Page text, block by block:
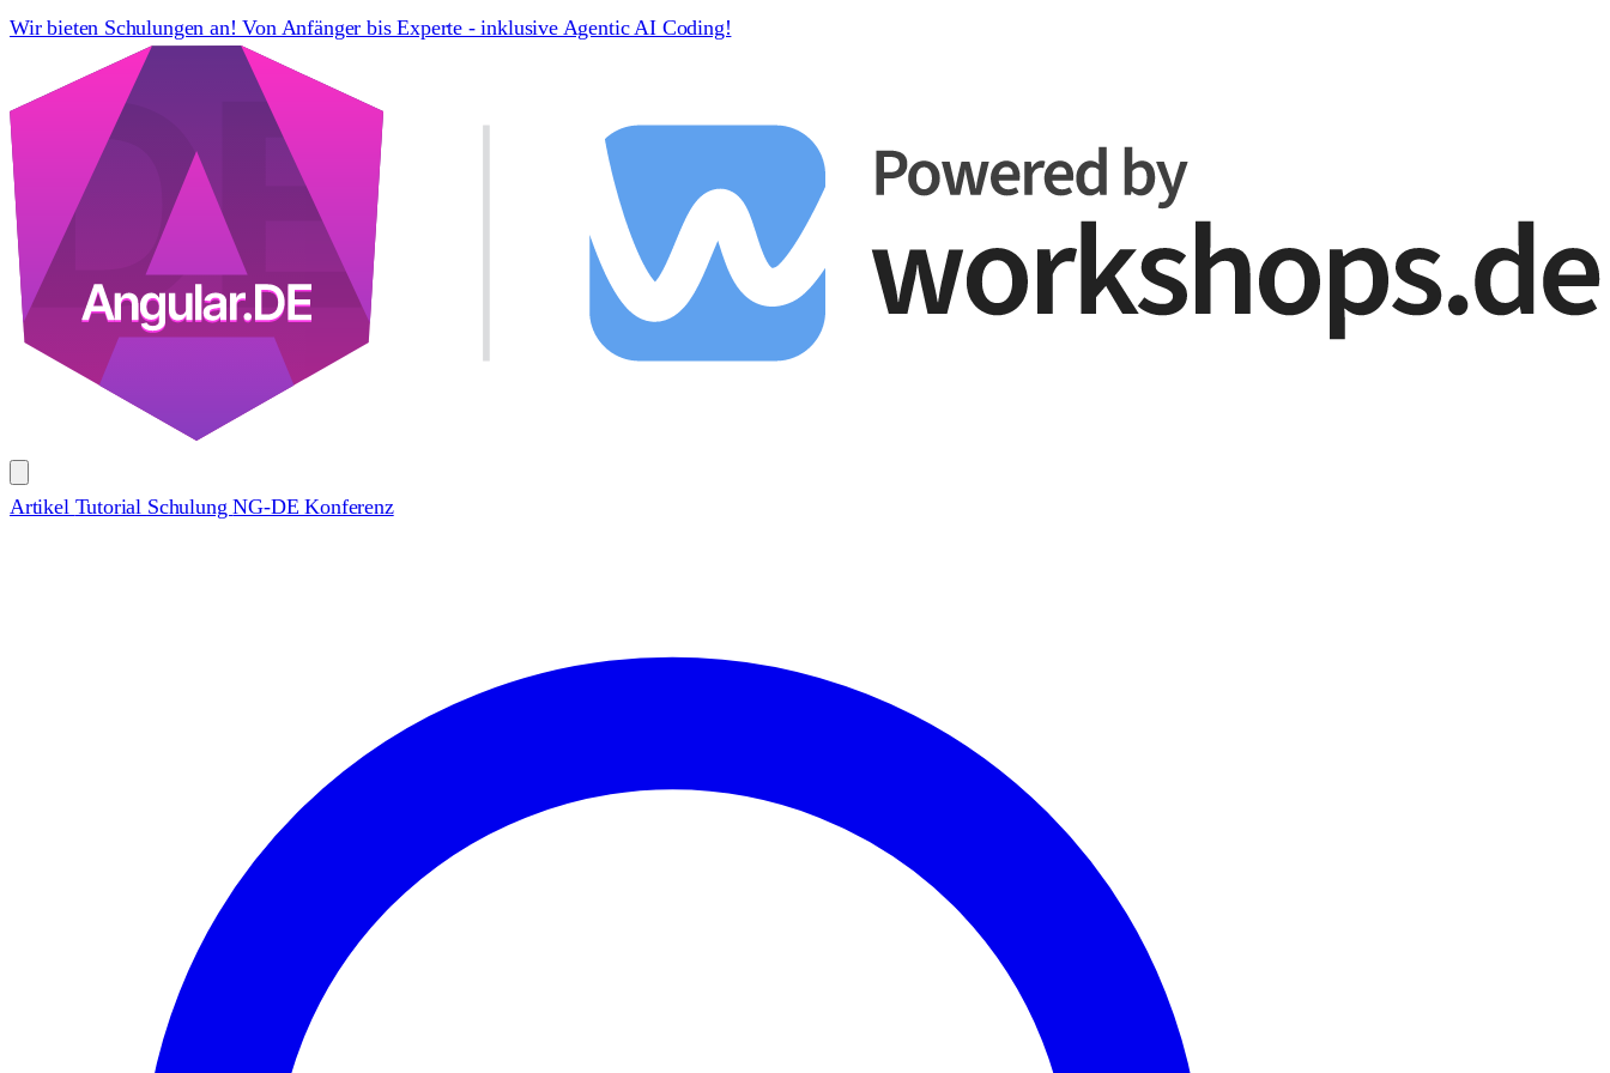
Wir bieten Schulungen an! Von Anfänger bis Experte - inklusive Agentic AI Coding!
Artikel Tutorial SchulungNG-DE Konferenz